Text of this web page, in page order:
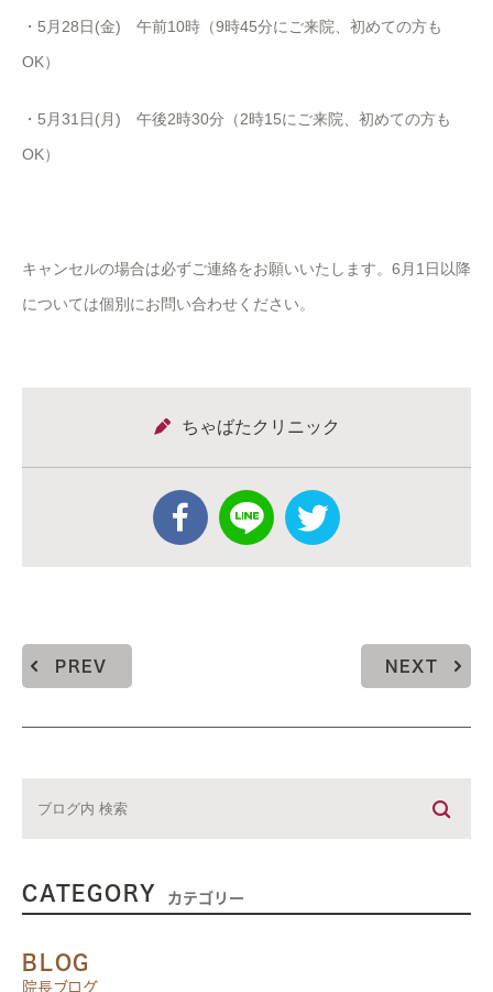
・ 5 月 28日(金) 午前10時（9時45分にご来院、初めての方も
OK）
・ 5 月31 日(月) 午後2時30分（2時15にご来院、初めての方も
OK）
キャンセルの場合は必ずご連絡をお願いいたします。6月1日以降
については個別にお問い合わせください。
ちゃばたクリニック
PREV NEXT
CATEGORY カテゴリー
BLOG
院長ブログ